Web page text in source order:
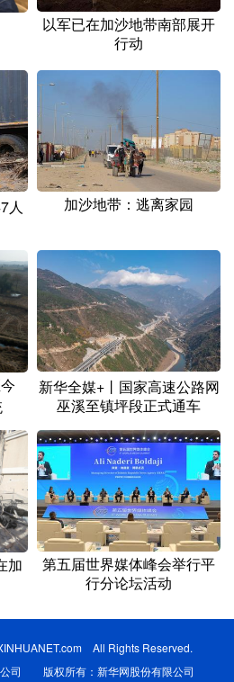
以军已在加沙地带南部展开
行动
人
加沙地带：逃离家园
新华全媒+丨国家高速公路网
巫溪至镇坪段正式通车
加
第五届世界媒体峰会举行平
行分论坛活动
All Rights Reserved.
公司 版权所有：新华网股份有限公司